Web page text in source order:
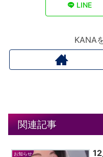
LINE
KANA
関連記事
お知らせ